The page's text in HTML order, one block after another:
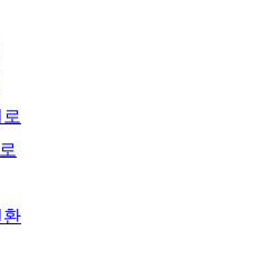
환